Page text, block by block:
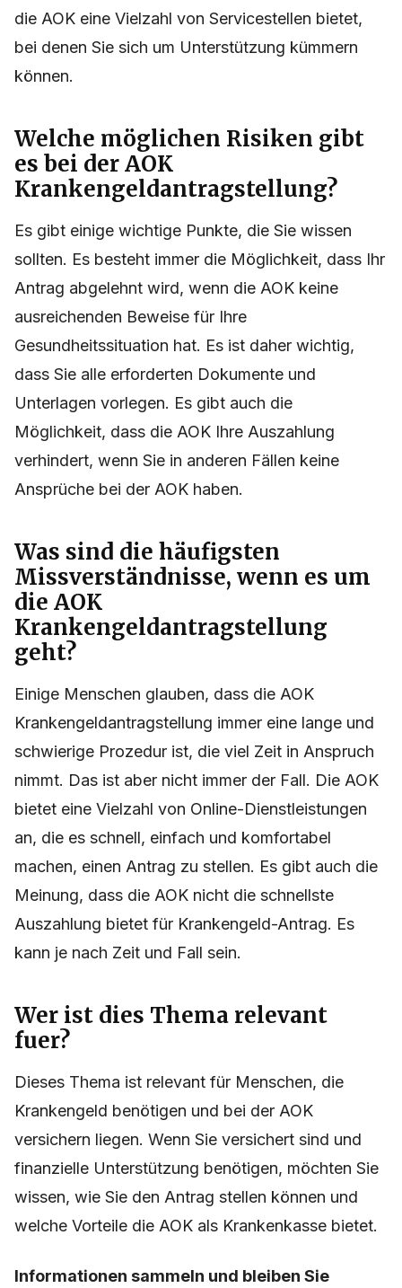
die AOK eine Vielzahl von Servicestellen bietet,
bei denen Sie sich um Unterstützung kümmern
können.
Welche möglichen Risiken gibt
es bei der AOK
Krankengeldantragstellung?
Es gibt einige wichtige Punkte, die Sie wissen
sollten. Es besteht immer die Möglichkeit, dass Ihr
Antrag abgelehnt wird, wenn die AOK keine
ausreichenden Beweise für Ihre
Gesundheitssituation hat. Es ist daher wichtig,
dass Sie alle erforderten Dokumente und
Unterlagen vorlegen. Es gibt auch die
Möglichkeit, dass die AOK Ihre Auszahlung
verhindert, wenn Sie in anderen Fällen keine
Ansprüche bei der AOK haben.
Was sind die häufigsten
Missverständnisse, wenn es um
die AOK
Krankengeldantragstellung
geht?
Einige Menschen glauben, dass die AOK
Krankengeldantragstellung immer eine lange und
schwierige Prozedur ist, die viel Zeit in Anspruch
nimmt. Das ist aber nicht immer der Fall. Die AOK
bietet eine Vielzahl von Online-Dienstleistungen
an, die es schnell, einfach und komfortabel
machen, einen Antrag zu stellen. Es gibt auch die
Meinung, dass die AOK nicht die schnellste
Auszahlung bietet für Krankengeld-Antrag. Es
kann je nach Zeit und Fall sein.
Wer ist dies Thema relevant
fuer?
Dieses Thema ist relevant für Menschen, die
Krankengeld benötigen und bei der AOK
versichern liegen. Wenn Sie versichert sind und
finanzielle Unterstützung benötigen, möchten Sie
wissen, wie Sie den Antrag stellen können und
welche Vorteile die AOK als Krankenkasse bietet.
Informationen sammeln und bleiben Sie